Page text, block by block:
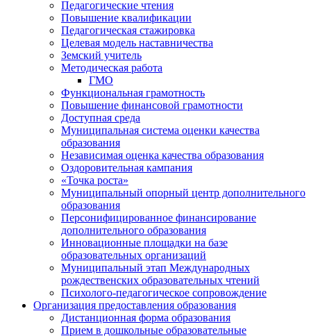
Педагогические чтения
Повышение квалификации
Педагогическая стажировка
Целевая модель наставничества
Земский учитель
Методическая работа
ГМО
Функциональная грамотность
Повышение финансовой грамотности
Доступная среда
Муниципальная система оценки качества
образования
Независимая оценка качества образования
Оздоровительная кампания
«Точка роста»
Муниципальный опорный центр дополнительного
образования
Персонифицированное финансирование
дополнительного образования
Инновационные площадки на базе
образовательных организаций
Муниципальный этап Международных
рождественских образовательных чтений
Психолого-педагогическое сопровождение
Организация предоставления образования
Дистанционная форма образования
Прием в дошкольные образовательные